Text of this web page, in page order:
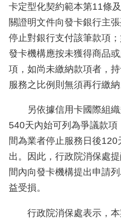
卡定型化契約範本第11條
關證明文件向發卡銀行主
停止對銀行支付該筆款項
發卡機構應按未獲得商品
項，如尚未繳納款項者，
服務之比例則無須再行繳納
另依據信用卡國際組織
540天內始可列為爭議款
間為業者停止服務日後120
出。因此，行政院消保處
間內向發卡機構提出申請
益受損。
行政院消保處表示，本